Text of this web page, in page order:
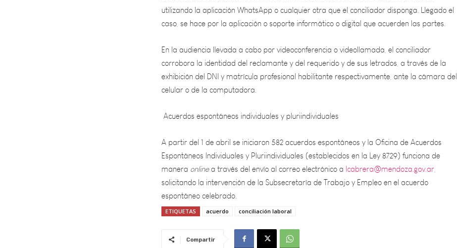
En la audiencia llevada a cabo por videoconferencia o videollamada, el conciliador
corrobora la identidad del reclamante y del requerido y de sus letrados, a través de la
exhibición del DNI y matrícula profesional habilitante respectivamente, ante la cámara del
celular o de la computadora.
Acuerdos espontáneos individuales y pluriindividuales
A partir del 1 de abril se iniciaron 582 acuerdos espontáneos y la Oficina de Acuerdos
Espontáneos Individuales y Pluriindividuales (establecidos en la Ley 8729) funciona de
maneraonlinea través del envío al correo electrónico alcabrera@mendoza.gov.ar,
solicitando la intervención de la Subsecretaría de Trabajo y Empleo en el acuerdo
espontáneo celebrado.
ETIQUETAS acuerdo conciliación laboral
Compartir